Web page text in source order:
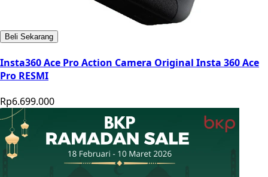
Beli Sekarang
Insta360 Ace Pro Action Camera Original Insta 360 Ace
Pro RESMI
Rp6.699.000